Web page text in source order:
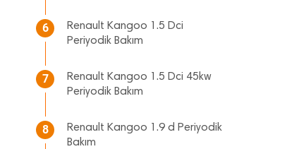
6
Renault Kangoo 1.5 Dci
Periyodik Bakım
7
Renault Kangoo 1.5 Dci 45kw
Periyodik Bakım
8
Renault Kangoo 1.9 d Periyodik
Bakım